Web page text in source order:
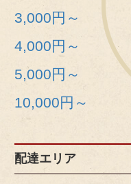
3,000円～
4,000円～
5,000円～
10,000円～
配達エリア